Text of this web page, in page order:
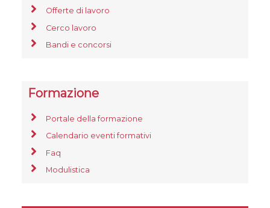
Offerte di lavoro
Cerco lavoro
Bandi e concorsi
Formazione
Portale della formazione
Calendario eventi formativi
Faq
Modulistica